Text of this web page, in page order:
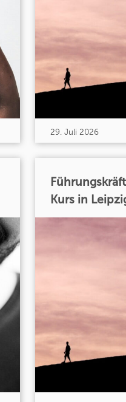
29. Juli 2026
Kurs in